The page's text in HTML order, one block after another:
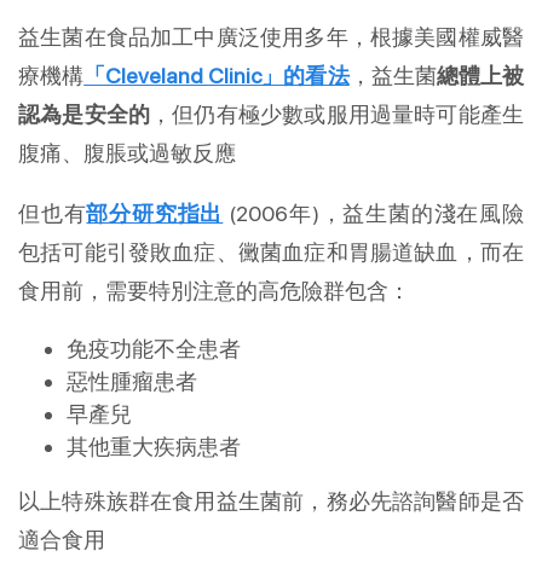
益生菌在食品加工中廣泛使用多年，根據美國權威醫
療機構 「Cleveland Clinic」的看法，益生菌總體上被
認為是安全的 ，但仍有極少數或服用過量時可能產生
腹痛、腹脹或過敏反應
但也有部分研究指出 (2006年)，益生菌的淺在風險
包括可能引發敗血症、黴菌血症和胃腸道缺血，而在
食用前，需要特別注意的高危險群包含：
免疫功能不全患者
惡性腫瘤患者
早產兒
其他重大疾病患者
以上特殊族群在食用益生菌前，務必先諮詢醫師是否
適合食用